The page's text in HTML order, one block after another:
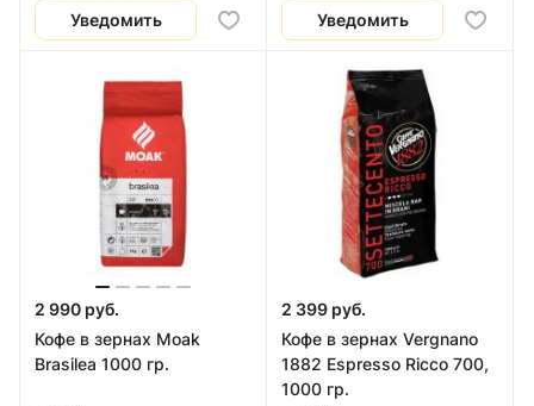
Уведомить Уведомить
2 990 руб.
Кофе в зернах Moak
Brasilea 1000 гр.
2 399 руб.
Кофе в зернах Vergnano
1882 Espresso Ricco 700,
1000 гр.